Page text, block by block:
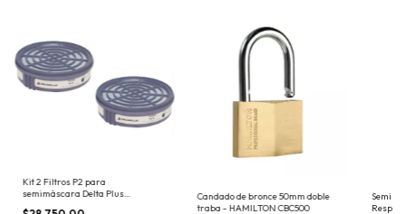
Kit 2 Filtros P2 para
semimáscara Delta Plus
Candado de bronce 50mm doble
traba - HAMILTON CBC500